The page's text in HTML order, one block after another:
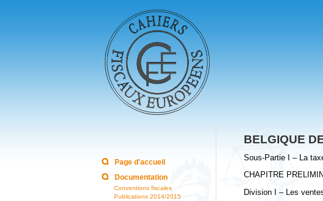
Page d'accueil
Documentation
Conventions fiscales
Publications 2014/2015
BELGIQUE
Sous-Partie I – La
CHAPITRE
Division I – Les